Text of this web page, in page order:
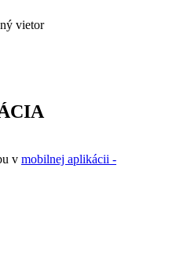
vietor
v mobilnej aplikácii -